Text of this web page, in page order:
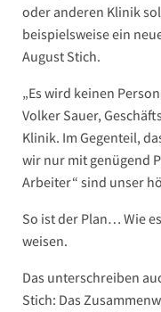
oder anderen Klinik
beispielsweise ein
August Stich.
„Es wird keinen
Volker Sauer,
Klinik. Im Gegenteil,
wir nur mit genügend
Arbeiter“ sind unser
So ist der Plan… Wie
weisen.
Das unterschreiben
Stich: Das